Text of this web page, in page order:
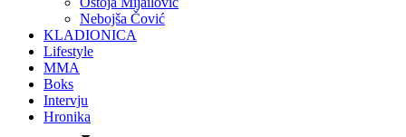
Nebojša Čović
KLADIONICA
Lifestyle
MMA
Boks
Intervju
Hronika